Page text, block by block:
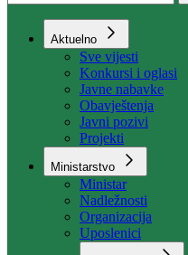
Aktuelno
Sve vijesti
Konkursi i oglasi
Javne nabavke
Obavještenja
Javni pozivi
Projekti
Ministarstvo
Ministar